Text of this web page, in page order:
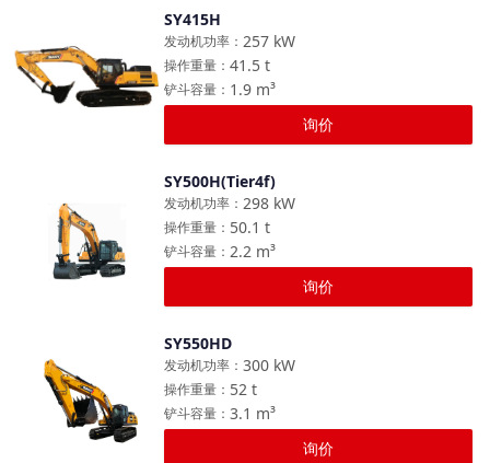
SY415H
257 kW
发动机功率 ：
41.5 t
操作重量 ：
1.9 m³
铲斗容量 ：
询价
SY500H(Tier4f)
298 kW
发动机功率 ：
50.1 t
操作重量 ：
2.2 m³
铲斗容量 ：
询价
SY550HD
300 kW
发动机功率 ：
52 t
操作重量 ：
3.1 m³
铲斗容量 ：
询价